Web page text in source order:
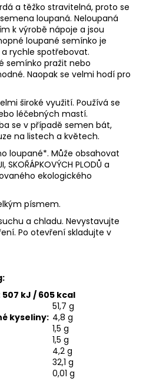
a těžko stravitelná, proto se
loupaná. Neloupaná
k výrobě nápoje a jsou
loupané semínko je
rychle spotřebovat.
semínko pražit nebo
Naopak se velmi hodí pro
široké využití. Používá se
léčebných mastí.
se v případě semen bát,
na listech a květech.
loupané*. Může obsahovat
SKOŘÁPKOVÝCH PLODŮ a
ekologického
písmem.
a chladu. Nevystavujte
Po otevření skladujte v
kJ / 605 kcal
51,7 g
kyseliny: 4,8 g
1,5 g
1,5 g
4,2 g
32,1 g
0,01 g